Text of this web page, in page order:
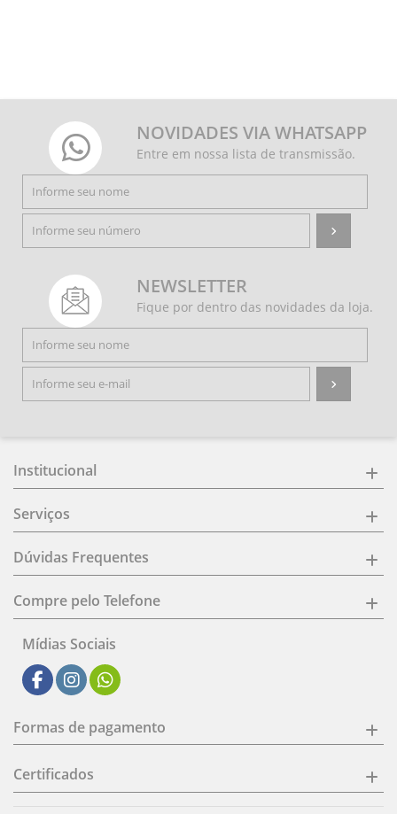
NOVIDADES VIA WHATSAPP
Entre em nossa lista de transmissão.
NEWSLETTER
Fique por dentro das novidades da loja.
Institucional
Serviços
Dúvidas Frequentes
Compre pelo Telefone
Mídias Sociais
Formas de pagamento
Certificados